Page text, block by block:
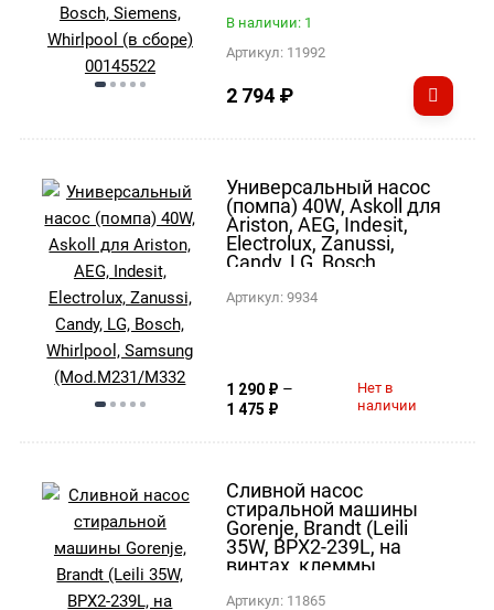
В наличии: 1
Артикул: 11992
2 794 ₽
Универсальный насос
(помпа) 40W, Askoll для
Ariston, AEG, Indesit,
Electrolux, Zanussi,
Candy, LG, Bosch,
(Mod.M231/M332
Артикул:9934
1 290 ₽ –
1 475 ₽
Нет в
наличии
Сливной насос
стиральной машины
Gorenje, Brandt (Leili
35W, BPX2-239L, на
винтах, клеммы
Артикул: 11865